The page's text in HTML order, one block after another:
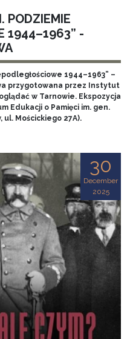
PODZIEMIE
1944–1963” -
1944–1963” –
przygotowana przez Instytut
w Tarnowie. Ekspozycja
Edukacji o Pamięci im. gen.
ul. Mościckiego 27A).
30
December
2025